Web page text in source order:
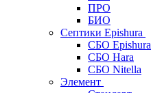
ПРО
БИО
Септики Epishura
СБО Epishura
СБО Hara
СБО Nitella
Элемент